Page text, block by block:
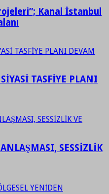
Kanal İstanbul
TASFİYE PLANI
SESSİZLİK